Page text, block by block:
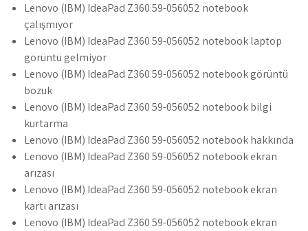
Lenovo (IBM) IdeaPad Z360 59-056052 notebook
çalışmıyor
Lenovo (IBM) IdeaPad Z360 59-056052 notebook laptop
görüntü gelmiyor
Lenovo (IBM) IdeaPad Z360 59-056052 notebook görüntü
bozuk
Lenovo (IBM) IdeaPad Z360 59-056052 notebook bilgi
kurtarma
Lenovo (IBM) IdeaPad Z360 59-056052 notebook hakkında
Lenovo (IBM) IdeaPad Z360 59-056052 notebook ekran
arızası
Lenovo (IBM) IdeaPad Z360 59-056052 notebook ekran
kartı arızası
Lenovo (IBM) IdeaPad Z360 59-056052 notebook ekran